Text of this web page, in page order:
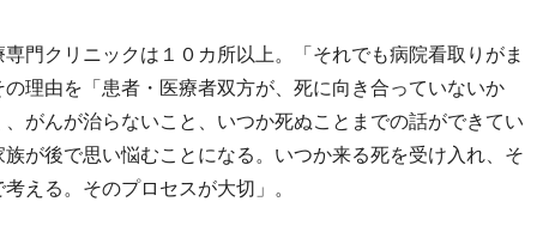
門クリニックは１０カ所以上。「それでも病院看取りがま
理由を「患者・医療者双方が、死に向き合っていないか
がんが治らないこと、いつか死ぬことまでの話ができてい
が後で思い悩むことになる。いつか来る死を受け入れ、そ
える。そのプロセスが大切」。